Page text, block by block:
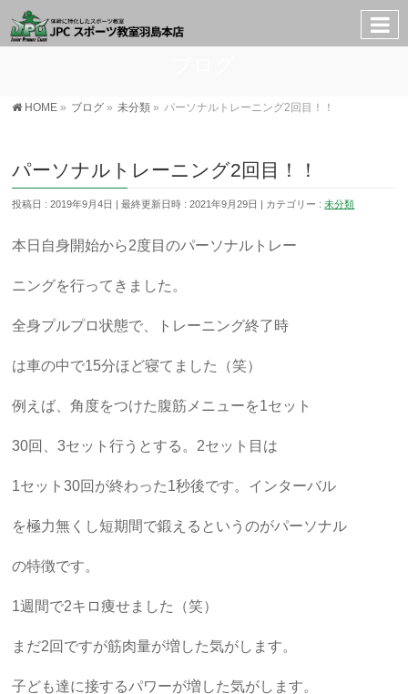
HOME » ブログ » 未分類 » パーソナルトレーニング2回目！！
パーソナルトレーニング2回目！！
投稿日 : 2019年9月4日 最終更新日時 : 2021年9月29日 カテゴリー :未分類
本日自身開始から2度目のパーソナルトレー
ニングを行ってきました。
全身プルプロ状態で、トレーニング終了時
は車の中で15分ほど寝てました（笑）
例えば、角度をつけた腹筋メニューを1セット
30回、3セット行うとする。2セット目は
1セット30回が終わった1秒後です。インターバル
を極力無くし短期間で鍛えるというのがパーソナル
の特徴です。
1週間で2キロ痩せました（笑）
まだ2回ですが筋肉量が増した気がします。
子ども達に接するパワーが増した気がします。